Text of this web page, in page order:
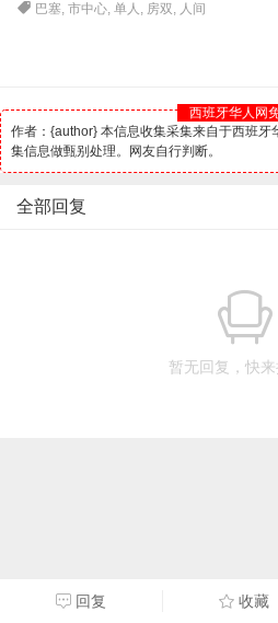
巴塞,市中心,单人 , 房双, 人间
西班牙华人网
作者：{author} 本信息收集采集来自于西班牙
集信息做甄别处理。网友自行判断。
全部回复
暂无回复，快
回复 收藏